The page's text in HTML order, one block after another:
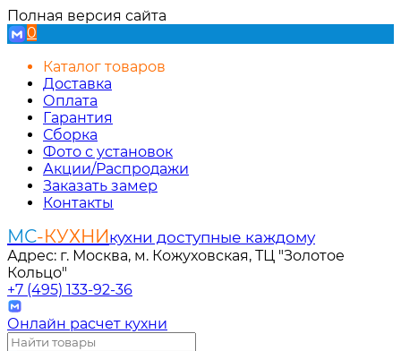
Полная версия сайта
0
Каталог товаров
Доставка
Оплата
Гарантия
Сборка
Фото с установок
Акции/Распродажи
Заказать замер
Контакты
МС-КУХНИкухни доступные каждому
Адрес: г. Москва, м. Кожуховская, ТЦ "Золотое
Кольцо"
+7 (495) 133-92-36
Онлайн расчет кухни